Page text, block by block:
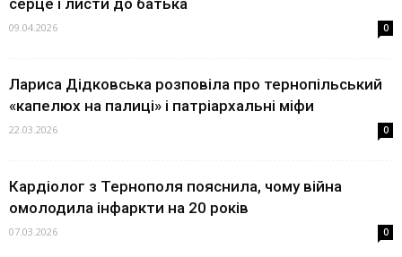
09.04.2026 0
Лариса Дідковська розповіла про тернопільський
«капелюх на палиці» і патріархальні міфи
22.03.2026 0
Кардіолог з Тернополя пояснила, чому війна
омолодила інфаркти на 20 років
07.03.2026 0